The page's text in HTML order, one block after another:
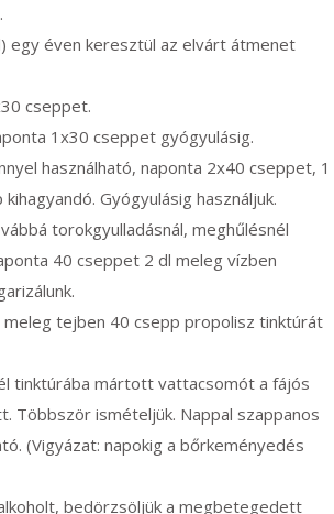
egy éven keresztül az elvárt átmenet
cseppet.
1x30 cseppet gyógyulásig.
használható, naponta 2x40 cseppet, 1
Gyógyulásig használjuk.
torokgyulladásnál, meghűlésnél
40 cseppet 2 dl meleg vízben
tejben 40 csepp propolisz tinktúrát
tinktúrába mártott vattacsomót a fájós
Többször ismételjük. Nappal szappanos
(Vigyázat: napokig a bőrkeményedés
bedörzsöljük a megbetegedett